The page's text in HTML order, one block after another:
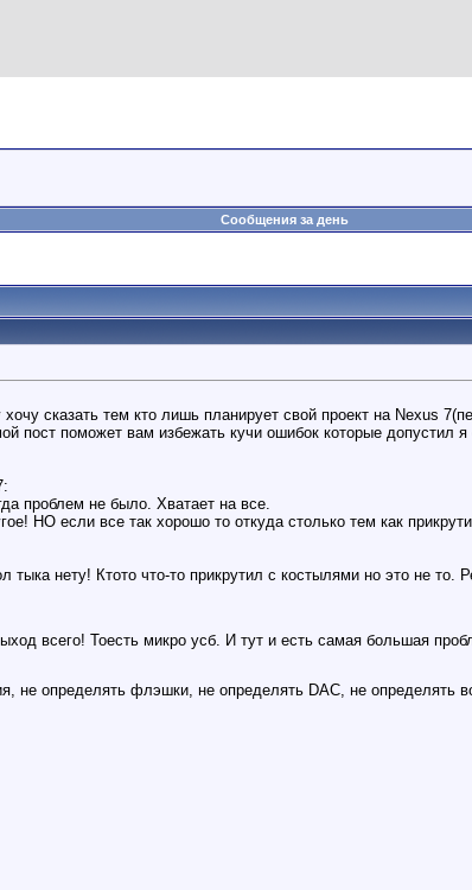
Сообщения за день
сказать тем кто лишь планирует свой проект на Nexus
пост поможет вам избежать кучи ошибок которые допустил
проблем не было. Хватает на все.
НО если все так хорошо то откуда столько тем как
нету! Ктото что-то прикрутил с костылями но это не то.
всего! Тоесть микро усб. И тут и есть самая большая
определять флэшки, не определять DAC, не определять